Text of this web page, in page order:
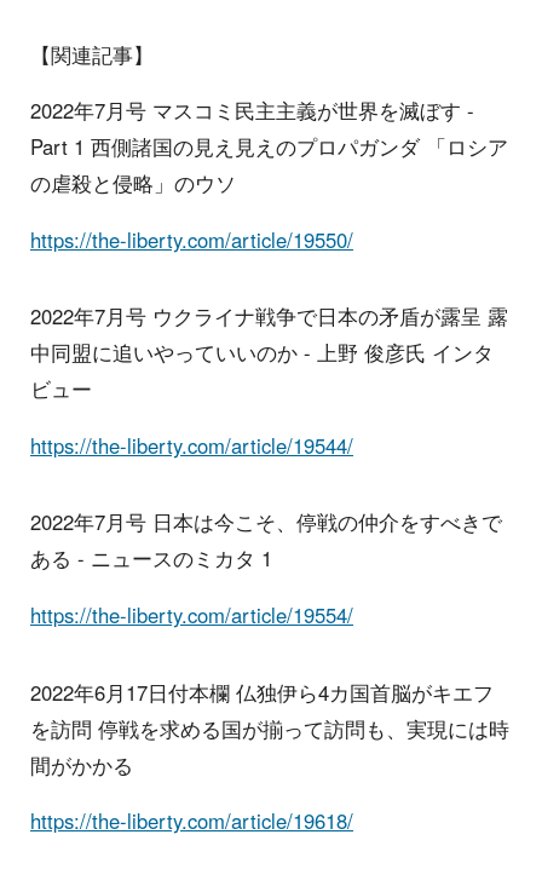
【関連記事】
2022年7月号 マスコミ民主主義が世界を滅ぼす -
Part 1 西側諸国の見え見えのプロパガンダ 「ロシア
の虐殺と侵略」のウソ
https://the-liberty.com/article/19550/
2022年7月号 ウクライナ戦争で日本の矛盾が露呈 露
中同盟に追いやっていいのか - 上野 俊彦氏 インタ
ビュー
https://the-liberty.com/article/19544/
2022年7月号 日本は今こそ、停戦の仲介をすべきで
ある - ニュースのミカタ 1
https://the-liberty.com/article/19554/
2022年6月17日付本欄 仏独伊ら4カ国首脳がキエフ
を訪問 停戦を求める国が揃って訪問も、実現には時
間がかかる
https://the-liberty.com/article/19618/